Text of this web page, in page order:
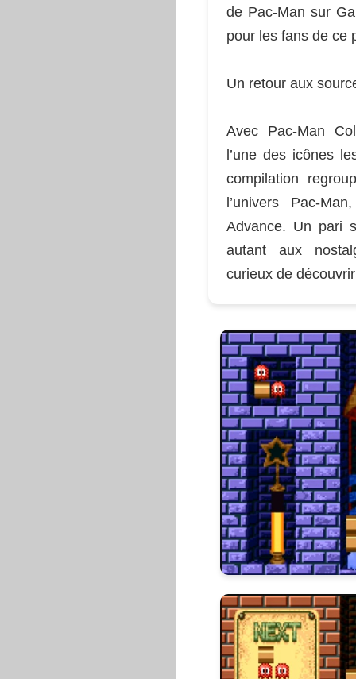
de Pac-Man sur
pour les fans de ce
Un retour aux
Avec Pac-Man
l’une des icônes
compilation
l’univers Pac-
Advance. Un pari
autant aux
curieux de